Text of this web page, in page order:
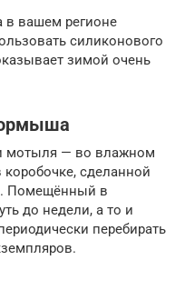
в вашем регионе
силиконового
зимой очень
мотыля — во влажном
сделанной
Помещённый в
до недели, а то и
перебирать